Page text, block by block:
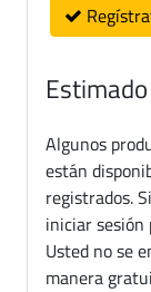
Algunos
están
registrados.
iniciar sesión
Usted no se
manera